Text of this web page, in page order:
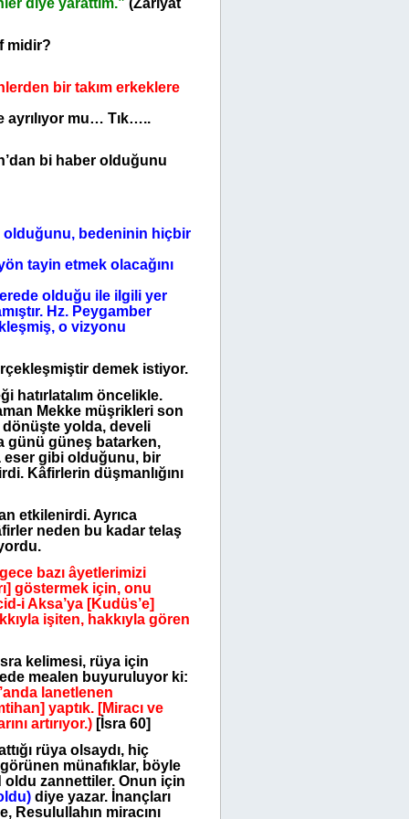
diye yarattım.” (Zâriyât
midir?
bir takım erkeklere
ayrılıyor mu… Tık…..
bi haber olduğunu
olduğunu, bedeninin hiçbir
tayin etmek olacağını
olduğu ile ilgili yer
Hz. Peygamber
o vizyonu
demek istiyor.
hatırlatalım öncelikle.
Mekke müşrikleri son
dönüşte yolda, develi
günü güneş batarken,
eser gibi olduğunu, bir
Kâfirlerin düşmanlığını
etkilenirdi. Ayrıca
neden bu kadar telaş
bazı âyetlerimizi
göstermek için, onu
i Aksa’ya [Kudüs’e]
işiten, hakkıyla gören
kelimesi, rüya için
mealen buyuruluyor ki:
lanetlenen
yaptık. [Miracı ve
artırıyor.) [İsra 60]
rüya olsaydı, hiç
münafıklar, böyle
oldu zannettiler. Onun için
diye yazar. İnançları
Resulullahın miracını